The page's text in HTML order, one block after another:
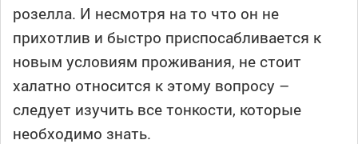
розелла. И несмотря на то что он не
прихотлив и быстро приспосабливается к
новым условиям проживания, не стоит
халатно относится к этому вопросу –
следует изучить все тонкости, которые
необходимо знать.